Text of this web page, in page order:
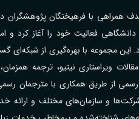
در سال 1393 با هدف همراهی با
فعالیت خود را آغاز کرد و
مجموعه با بهره‌گیری از شبکه‌ای
ویراستاری نیتیو، ترجمه همزمان،
از طریق همکاری با مترجمان رسمی